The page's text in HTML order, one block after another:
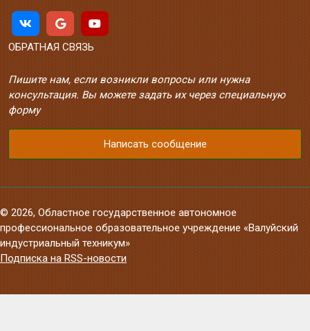
ОБРАТНАЯ СВЯЗЬ
Пишите нам, если возникли вопросы или нужна
консультация. Вы можете задать их через специальную
форму
Написать сообщение
© 2026, Областное государственное автономное
профессиональное образовательное учреждение «Валуйский
индустриальный техникум»
Подписка на RSS-новости